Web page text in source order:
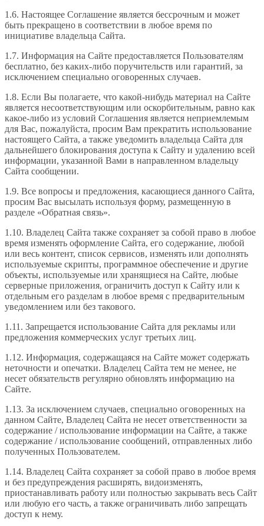
1.6. Настоящее Соглашение является бессрочным и может
быть прекращено в соответствии в любое время по
инициативе владельца Сайта.
1.7. Информация на Сайте предоставляется Пользователям
бесплатно, без каких-либо поручительств или гарантий, за
исключением специально оговоренных случаев.
1.8. Если Вы полагаете, что какой-нибудь материал на Сайте
является несоответствующим или оскорбительным, равно как
какое-либо из условий Соглашения является неприемлемым
для Вас, пожалуйста, просим Вам прекратить использование
настоящего Сайта, а также уведомить владельца Сайта для
дальнейшего блокирования доступа к Сайту и удалению всей
информации, указанной Вами в направленном владельцу
Сайта сообщении.
1.9. Все вопросы и предложения, касающиеся данного Сайта,
просим Вас высылать используя форму, размещенную в
разделе «Обратная связь».
1.10. Владелец Сайта также сохраняет за собой право в любое
время изменять оформление Сайта, его содержание, любой
или весь контент, список сервисов, изменять или дополнять
используемые скрипты, программное обеспечение и другие
объекты, используемые или хранящиеся на Сайте, любые
серверные приложения, ограничить доступ к Сайту или к
отдельным его разделам в любое время с предварительным
уведомлением или без такового.
1.11. Запрещается использование Сайта для рекламы или
предложения коммерческих услуг третьих лиц.
1.12. Информация, содержащаяся на Сайте может содержать
неточности и опечатки. Владелец Сайта тем не менее, не
несет обязательств регулярно обновлять информацию на
Сайте.
1.13. За исключением случаев, специально оговоренных на
данном Сайте, Владелец Сайта не несет ответственности за
содержание / использование информации на Сайте, а также
содержание / использование сообщений, отправленных либо
полученных Пользователем.
1.14. Владелец Сайта сохраняет за собой право в любое время
и без предупреждения расширять, видоизменять,
приостанавливать работу или полностью закрывать весь Сайт
или любую его часть, а также ограничивать либо запрещать
доступ к нему.